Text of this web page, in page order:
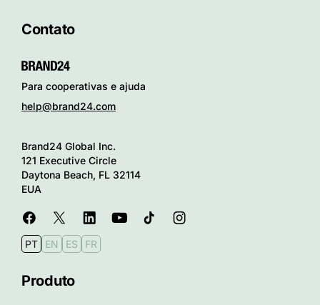
Contato
Para cooperativas e ajuda
help@brand24.com
Brand24 Global Inc.
121 Executive Circle
Daytona Beach, FL 32114
EUA
PT EN ES FR
Produto